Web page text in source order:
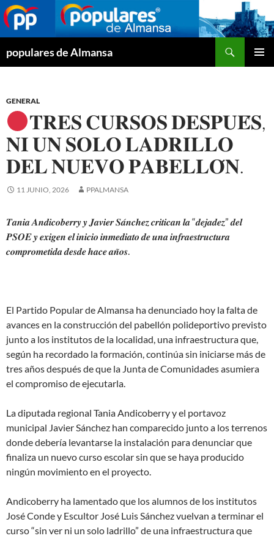
populares de Almansa
GENERAL
𝐓𝐑𝐄𝐒 𝐂𝐔𝐑𝐒𝐎𝐒 𝐃𝐄𝐒𝐏𝐔𝐄́𝐒,
𝐍𝐈 𝐔𝐍 𝐒𝐎𝐋𝐎 𝐋𝐀𝐃𝐑𝐈𝐋𝐋𝐎
𝐃𝐄𝐋 𝐍𝐔𝐄𝐕𝐎 𝐏𝐀𝐁𝐄𝐋𝐋𝐎́𝐍.
11 JUNIO, 2026 PPALMANSA
𝑻𝒂𝒏𝒊𝒂 𝑨𝒏𝒅𝒊𝒄𝒐𝒃𝒆𝒓𝒓𝒚 𝒚 𝑱𝒂𝒗𝒊𝒆𝒓 𝑺𝒂́𝒏𝒄𝒉𝒆𝒛 𝒄𝒓𝒊𝒕𝒊𝒄𝒂𝒏 𝒍𝒂 “𝒅𝒆𝒋𝒂𝒅𝒆𝒛” 𝒅𝒆𝒍
𝑷𝑺𝑶𝑬 𝒚 𝒆𝒙𝒊𝒈𝒆𝒏 𝒆𝒍 𝒊𝒏𝒊𝒄𝒊𝒐 𝒊𝒏𝒎𝒆𝒅𝒊𝒂𝒕𝒐 𝒅𝒆 𝒖𝒏𝒂 𝒊𝒏𝒇𝒓𝒂𝒆𝒔𝒕𝒓𝒖𝒄𝒕𝒖𝒓𝒂
𝒄𝒐𝒎𝒑𝒓𝒐𝒎𝒆𝒕𝒊𝒅𝒂 𝒅𝒆𝒔𝒅𝒆 𝒉𝒂𝒄𝒆 𝒂𝒏̃𝒐𝒔.
El Partido Popular de Almansa ha denunciado hoy la falta de
avances en la construcción del pabellón polideportivo previsto
junto a los institutos de la localidad, una infraestructura que,
según ha recordado la formación, continúa sin iniciarse más de
tres años después de que la Junta de Comunidades asumiera
el compromiso de ejecutarla.
La diputada regional Tania Andicoberry y el portavoz
municipal Javier Sánchez han comparecido junto a los terrenos
donde debería levantarse la instalación para denunciar que
finaliza un nuevo curso escolar sin que se haya producido
ningún movimiento en el proyecto.
Andicoberry ha lamentado que los alumnos de los institutos
José Conde y Escultor José Luis Sánchez vuelvan a terminar el
curso “sin ver ni un solo ladrillo” de una infraestructura que